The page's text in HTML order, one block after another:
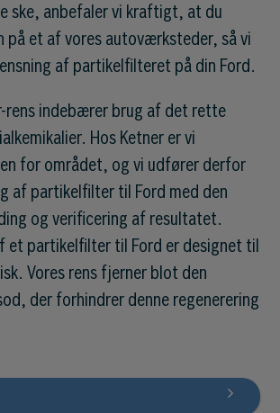
ske, anbefaler vi kraftigt, at du
på et af vores autoværksteder, så vi
af partikelfilteret på din Ford.
rens indebærer brug af det rette
Hos Ketner er vi
for området, og vi udfører derfor
af partikelfilter til Ford med den
og verificering af resultatet.
et partikelfilter til Ford er designet til
Vores rens fjerner blot den
der forhindrer denne regenerering